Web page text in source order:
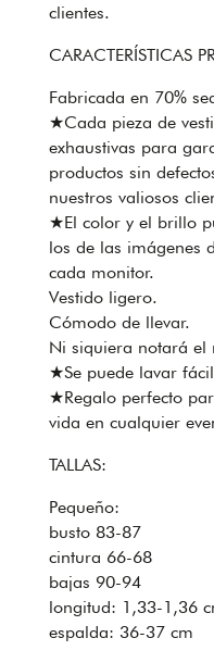
clientes.
CARACTERÍSTICAS
Fabricada en 70%
★Cada pieza de
exhaustivas para
productos sin
nuestros valiosos
★El color y el brillo
los de las imágenes
cada monitor.
Vestido ligero.
Cómodo de llevar.
Ni siquiera notará el
★Se puede lavar
★Regalo perfecto
vida en cualquier
TALLAS:
Pequeño:
busto 83-87
cintura 66-68
bajas 90-94
longitud: 1,33-1,36
espalda: 36-37 cm